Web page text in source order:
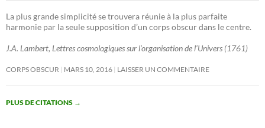
La plus grande simplicité se trouvera réunie à la plus parfaite
harmonie par la seule supposition d’un corps obscur dans le centre.
J.A. Lambert, Lettres cosmologiques sur l’organisation de l’Univers (1761)
CORPS OBSCUR MARS 10, 2016 LAISSER UN COMMENTAIRE
PLUS DE CITATIONS →